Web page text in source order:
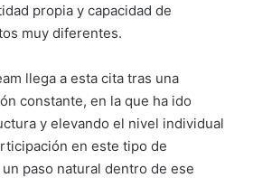
propia y capacidad de
muy diferentes.
llega a esta cita tras una
constante, en la que ha ido
y elevando el nivel individual
en este tipo de
paso natural dentro de ese